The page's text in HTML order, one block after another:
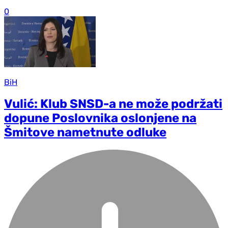
0
BiH
Vulić: Klub SNSD-a ne može podržati
dopune Poslovnika oslonjene na
Šmitove nametnute odluke